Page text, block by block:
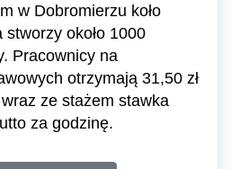
w Dobromierzu koło
około 1000
Pracownicy na
otrzymają 31,50 zł
ze stażem stawka
za godzinę.